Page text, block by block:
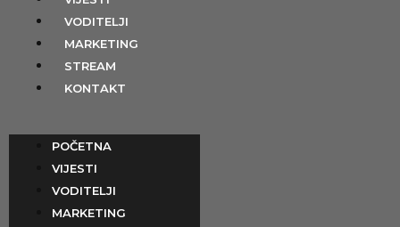
VODITELJI
MARKETING
STREAM
KONTAKT
POČETNA
VIJESTI
VODITELJI
MARKETING